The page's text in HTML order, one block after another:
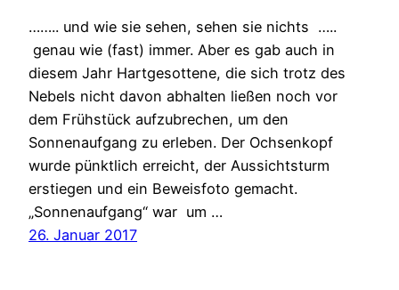
…….. und wie sie sehen, sehen sie nichts …..
genau wie (fast) immer. Aber es gab auch in
diesem Jahr Hartgesottene, die sich trotz des
Nebels nicht davon abhalten ließen noch vor
dem Frühstück aufzubrechen, um den
Sonnenaufgang zu erleben. Der Ochsenkopf
wurde pünktlich erreicht, der Aussichtsturm
erstiegen und ein Beweisfoto gemacht.
„Sonnenaufgang“ war um …
26. Januar 2017